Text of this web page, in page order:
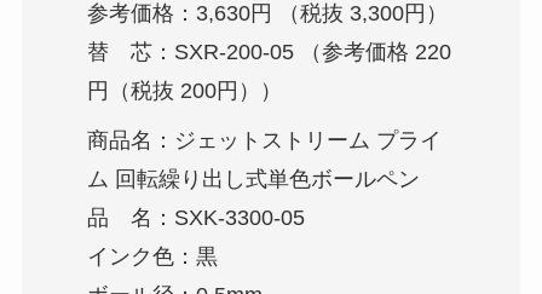
参考価格：3,630円 （税抜 3,300円）
替 芯：SXR-200-05 （参考価格 220
円（税抜 200円））
商品名：ジェットストリーム プライ
ム 回転繰り出し式単色ボールペン
品 名：SXK-3300-05
インク色：黒